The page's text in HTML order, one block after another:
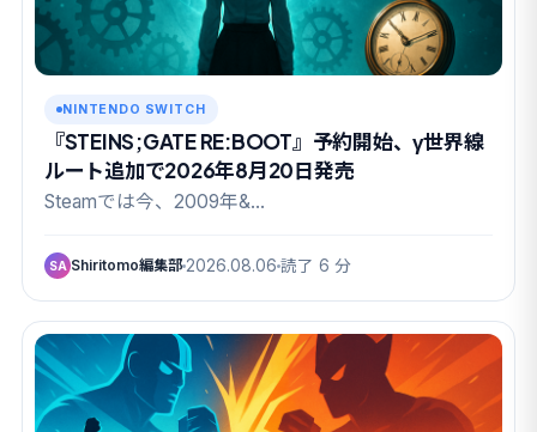
NINTENDO SWITCH
『STEINS;GATE RE:BOOT』予約開始、γ世界線
ルート追加で2026年8月20日発売
Steamでは今、2009年&…
SA Shiritomo編集部 2026.08.06 読了 6 分